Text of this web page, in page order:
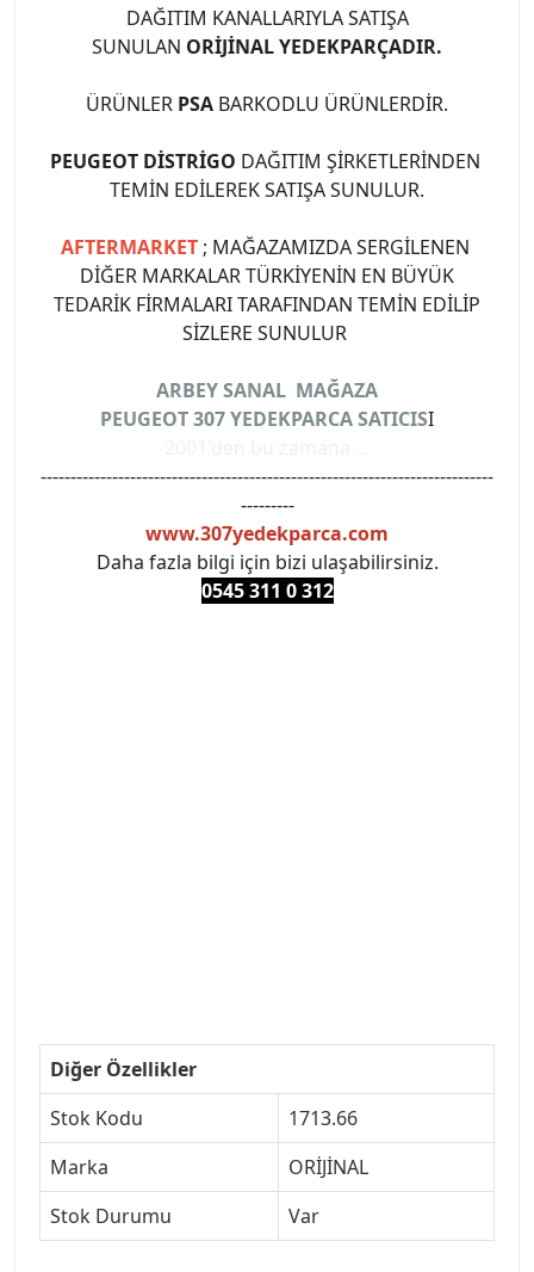
DAĞITIM KANALLARIYLA SATIŞA
SUNULAN ORİJİNAL YEDEKPARÇADIR.
ÜRÜNLER PSA BARKODLU ÜRÜNLERDİR.
PEUGEOT DİSTRİGO DAĞITIM ŞİRKETLERİNDEN
TEMİN EDİLEREK SATIŞA SUNULUR.
AFTERMARKET ; MAĞAZAMIZDA SERGİLENEN
DİĞER MARKALAR TÜRKİYENİN EN BÜYÜK
TEDARİK FİRMALARI TARAFINDAN TEMİN EDİLİP
SİZLERE SUNULUR
ARBEY SANAL MAĞAZA
PEUGEOT 307 YEDEKPARCA SATICISI
----------------------------------------------------------------------------
---------
www.307yedekparca.com
Daha fazla bilgi için bizi ulaşabilirsiniz.
0545 311 0 312
Diğer Özellikler
Stok Kodu
1713.66
Marka
ORİJİNAL
Stok Durumu
Var